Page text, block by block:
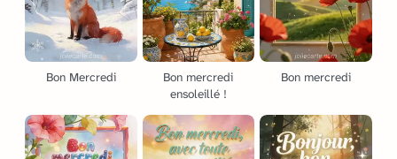
Bon Mercredi
Bon mercredi
ensoleillé !
Bon mercredi